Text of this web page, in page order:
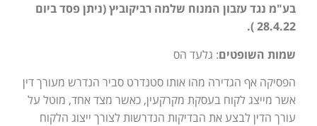
בע"מ נגד עזבון המנוח שלמה רביקוביץ (ניתן פסד ביום
28.4.22 ).
שמות השופטים: גלעד הס
הפסיקה אף הגדירה מהו אותו סטנדרט סביר הנדרש מעורך דין
אשר מייצג לקוח בעסקת מקרקעין, כאשר מצד אחד, מוטל על
עורך הדין לבצע את הבדיקות הנדרשות לצורך ייצוג הלקוח